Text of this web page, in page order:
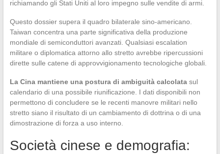
richiamando gli Stati Uniti al loro impegno sulle vendite di armi.
Questo dossier supera il quadro bilaterale sino-americano.
Taiwan concentra una parte significativa della produzione
mondiale di semiconduttori avanzati. Qualsiasi escalation
militare o diplomatica attorno allo stretto avrebbe ripercussioni
dirette sulle catene di approvvigionamento tecnologiche globali.
La Cina mantiene una postura di ambiguità calcolatasul
calendario di una possibile riunificazione. I dati disponibili non
permettono di concludere se le recenti manovre militari nello
stretto siano il risultato di un cambiamento di dottrina o di una
dimostrazione di forza a uso interno.
Società cinese e demografia: